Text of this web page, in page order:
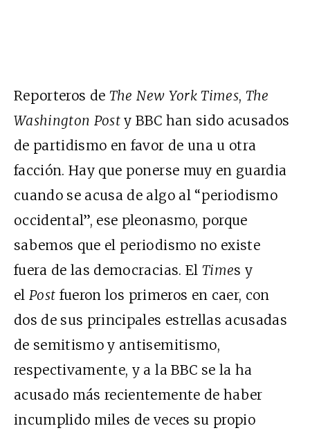
Reporteros de The New York Times, The
Washington Post y BBC han sido acusados
de partidismo en favor de una u otra
facción. Hay que ponerse muy en guardia
cuando se acusa de algo al “periodismo
occidental”, ese pleonasmo, porque
sabemos que el periodismo no existe
fuera de las democracias. El Times y
el Post fueron los primeros en caer, con
dos de sus principales estrellas acusadas
de semitismo y antisemitismo,
respectivamente, y a la BBC se la ha
acusado más recientemente de haber
incumplido miles de veces su propio